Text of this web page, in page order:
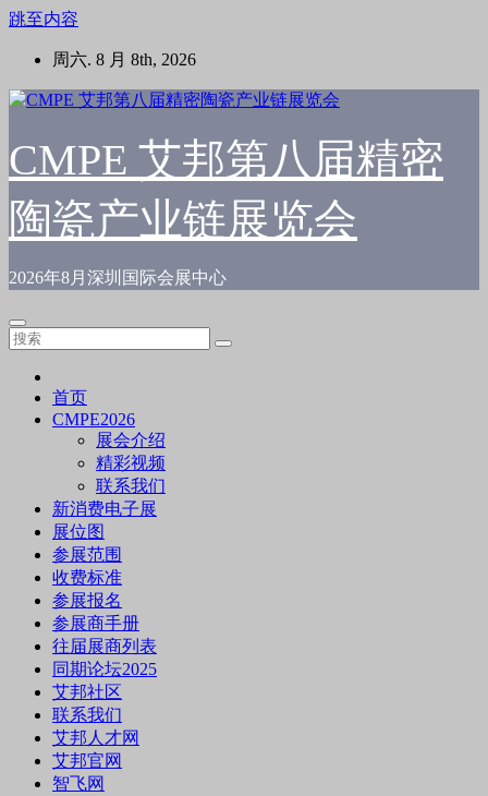
跳至内容
周六. 8 月 8th, 2026
CMPE 艾邦第八届精密
陶瓷产业链展览会
2026年8月深圳国际会展中心
首页
CMPE2026
展会介绍
精彩视频
联系我们
新消费电子展
展位图
参展范围
收费标准
参展报名
参展商手册
往届展商列表
同期论坛2025
艾邦社区
联系我们
艾邦人才网
艾邦官网
智飞网